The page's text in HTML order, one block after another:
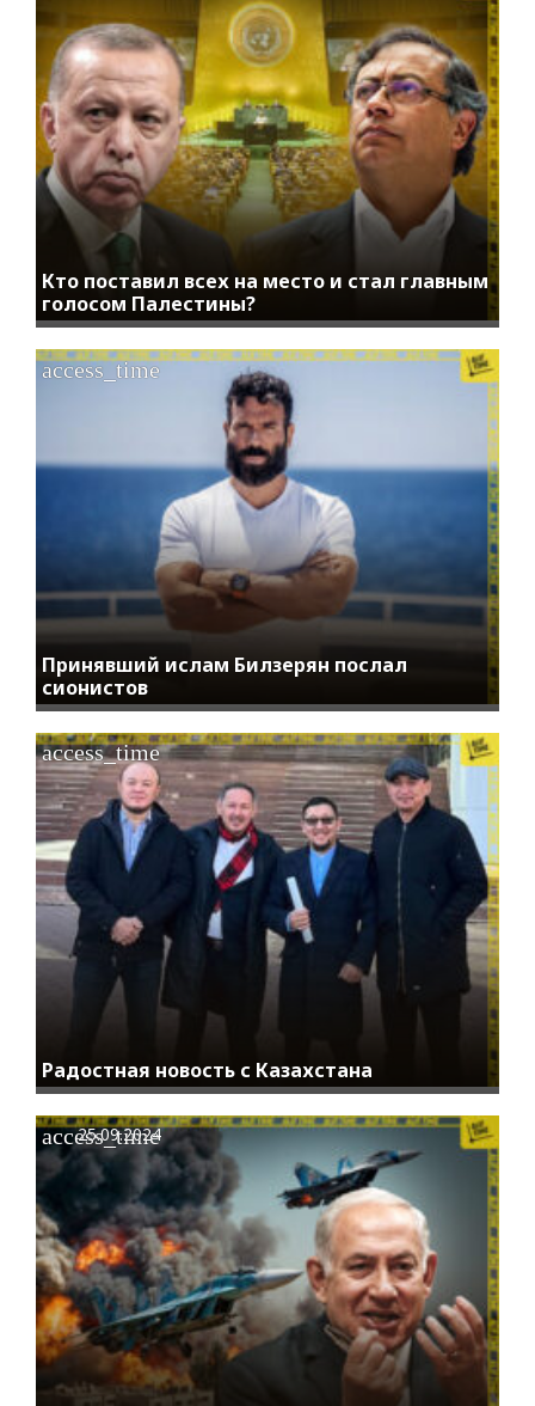
Кто поставил всех на место и стал главным
голосом Палестины?
Принявший ислам Билзерян послал
сионистов
access_time
Радостная новость с Казахстана
access_time
access_time
25.09.2024